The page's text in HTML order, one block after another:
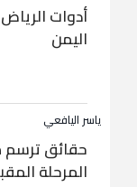
أدوات
اليمن
ياسر اليافعي
حقائق ترسم
المرحلة